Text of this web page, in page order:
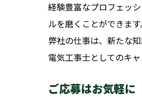
経験豊富なプロフェッ
ルを磨くことができます
弊社の仕事は、新たな
電気工事士としてのキ
ご応募はお気軽に